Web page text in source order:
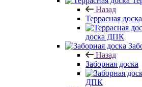
Назад
Террасная доска
доска ДПК
Назад
Заборная доска
ДПК